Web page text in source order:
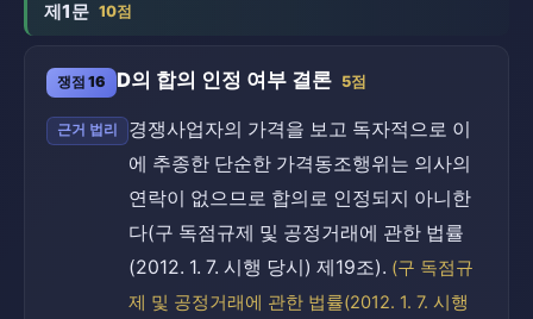
제1문 10점
쟁점 16 D의 합의 인정 여부 결론 5점
근거 법리
경쟁사업자의 가격을 보고 독자적으로 이
에 추종한 단순한 가격동조행위는 의사의
연락이 없으므로 합의로 인정되지 아니한
다(구 독점규제 및 공정거래에 관한 법률
(2012. 1. 7. 시행 당시) 제19조). (구 독점규
제 및 공정거래에 관한 법률(2012. 1. 7. 시행